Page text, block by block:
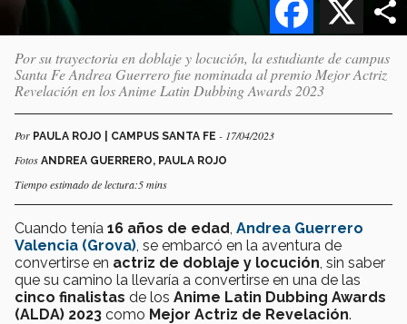
Por su trayectoria en doblaje y locución, la estudiante de campus
Santa Fe Andrea Guerrero fue nominada al premio Mejor Actriz
Revelación en los Anime Latin Dubbing Awards 2023
Por PAULA ROJO | CAMPUS SANTA FE - 17/04/2023
Fotos ANDREA GUERRERO, PAULA ROJO
Tiempo estimado de lectura:5 mins
Cuando tenía 16 años de edad Andrea Guerrero
Valencia (Grova) , se embarcó en la aventura de
convertirse en actriz de doblaje y locución , sin saber
que su camino la llevaría a convertirse en una de las
cinco finalistas de los Anime Latin Dubbing Awards
(ALDA) 2023 como Mejor Actriz de Revelación.